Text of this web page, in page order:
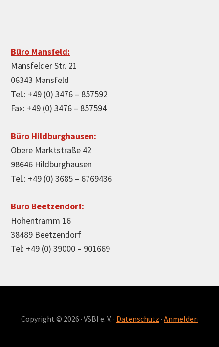
Büro Mansfeld:
Mansfelder Str. 21
06343 Mansfeld
Tel.: +49 (0) 3476 – 857592
Fax: +49 (0) 3476 – 857594
Büro Hildburghausen:
Obere Marktstraße 42
98646 Hildburghausen
Tel.: +49 (0) 3685 – 6769436
Büro Beetzendorf:
Hohentramm 16
38489 Beetzendorf
Tel: +49 (0) 39000 – 901669
Copyright © 2026 · VSBI e. V. · Datenschutz · Anmelden